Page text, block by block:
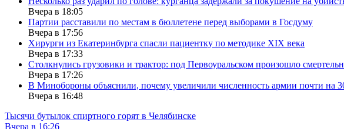
Вчера в 18:05
Партии расставили по местам в бюллетене перед выборами в Госдуму
Вчера в 17:56
Хирурги из Екатеринбурга спасли пациентку по методике XIX века
Вчера в 17:33
Столкнулись грузовики и трактор: под Первоуральском произошло
Вчера в 17:26
В Минобороны объяснили, почему увеличили численность армии почти на
Вчера в 16:48
Тысячи бутылок спиртного горят в Челябинске
Вчера в 16:26